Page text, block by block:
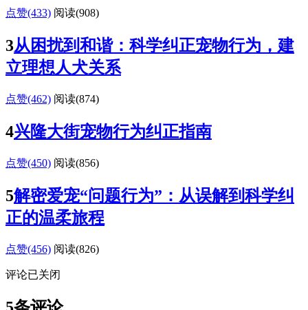
点赞(433) 阅读(908)
3从困扰到和谐：科学纠正宠物行为，建
立理想人犬关系
点赞(462) 阅读(874)
4兴隆大街宠物行为纠正指南
点赞(450) 阅读(856)
5解密爱宠“问题行为”：从误解到科学纠
正的温柔旅程
点赞(456) 阅读(826)
评论已关闭